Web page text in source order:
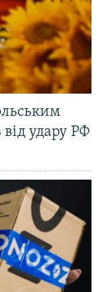
удару РФ